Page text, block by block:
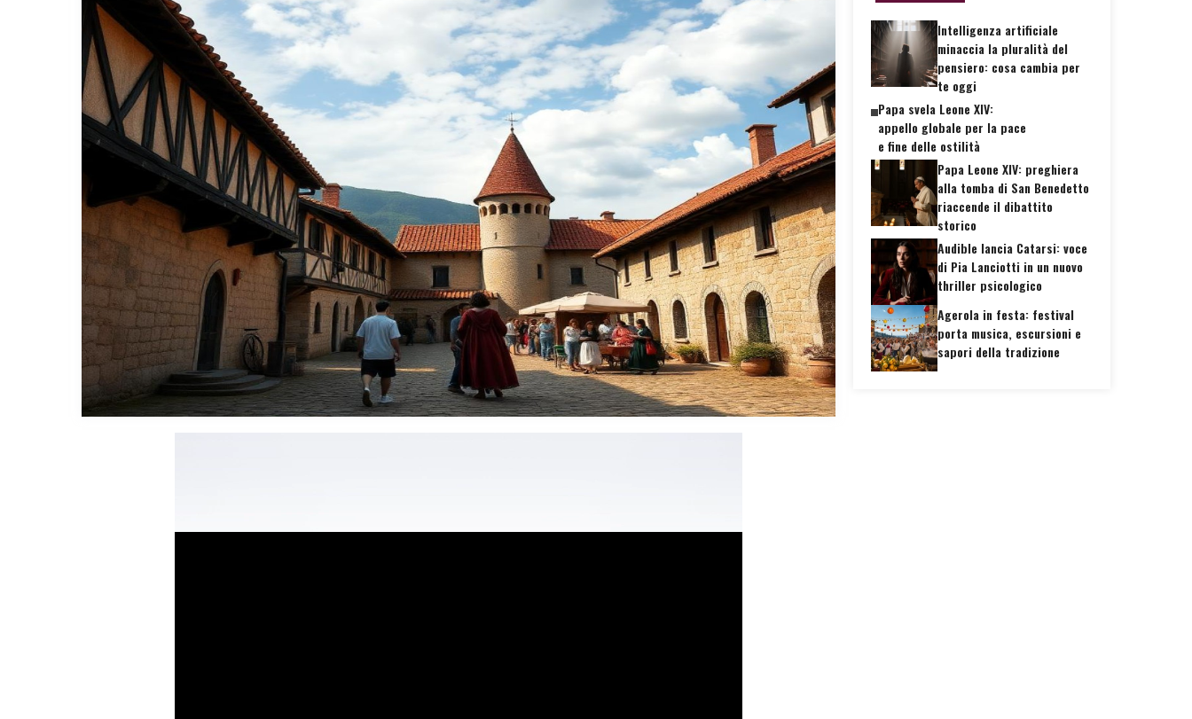
Intelligenza artificiale
minaccia la pluralità del
pensiero: cosa cambia per
te oggi
Papa svela Leone XIV:
appello globale per la pace
e fine delle ostilità
Papa Leone XIV: preghiera
alla tomba di San Benedetto
riaccende il dibattito
storico
Audible lancia Catarsi: voce
di Pia Lanciotti in un nuovo
thriller psicologico
Agerola in festa: festival
porta musica, escursioni e
sapori della tradizione